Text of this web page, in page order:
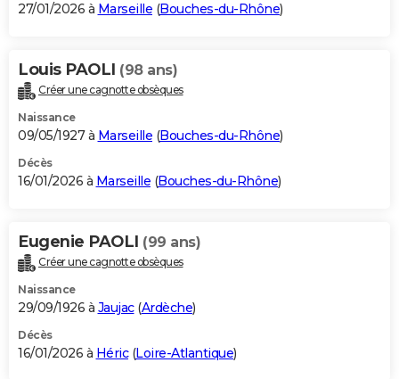
27/01/2026 à Marseille (Bouches-du-Rhône)
Louis PAOLI (98 ans)
Créer une cagnotte obsèques
Naissance
09/05/1927 à Marseille (Bouches-du-Rhône)
Décès
16/01/2026 à Marseille (Bouches-du-Rhône)
Eugenie PAOLI (99 ans)
Créer une cagnotte obsèques
Naissance
29/09/1926 à Jaujac(Ardèche)
Décès
16/01/2026 à Héric(Loire-Atlantique)